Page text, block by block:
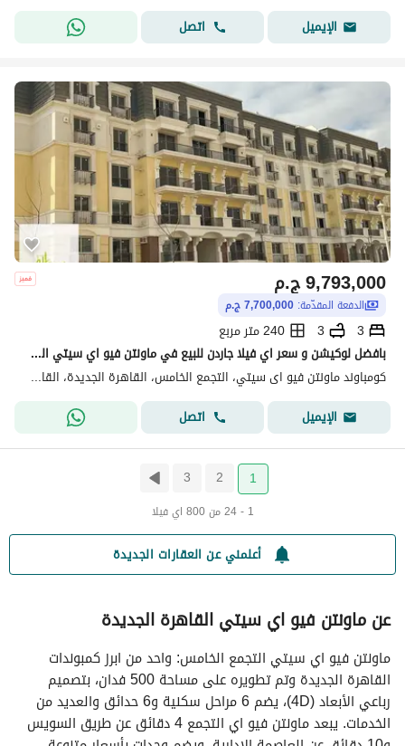
الإيميل
اتصل
ج.م9,793,000
الدفعة المقدّمة: 7,700,000 ج.م
3
3
240 متر مربع
بافضل لوكيشن و سعر اي فيلا جاردن للبيع في ماونتن فيو اي سيتي القاهرة الجديدة Mountain View ICity New Cairo
كومباوند ماونتن فيو اى سيتي، التجمع الخامس، القاهرة الجديدة، القاهرة
الإيميل
اتصل
1
2
3
1 - 24 من 800 اي فيلا
أعلمني عن العقارات الجديدة
عن ماونتن فيو اي سيتي القاهرة الجديدة
ماونتن فيو اي سيتي التجمع الخامس: واحد من ابرز كمبوندات
القاهرة الجديدة وتم تطويره على مساحة 500 فدان، بتصميم
رباعي الأبعاد (4D)، يضم 6 مراحل سكنية و6 حدائق والعديد من
الخدمات. يبعد ماونتن فيو اي التجمع 4 دقائق عن طريق السويس